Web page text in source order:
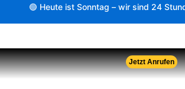
🟢 Heute ist Sonntag – wir sind 24
Jetzt Anrufen